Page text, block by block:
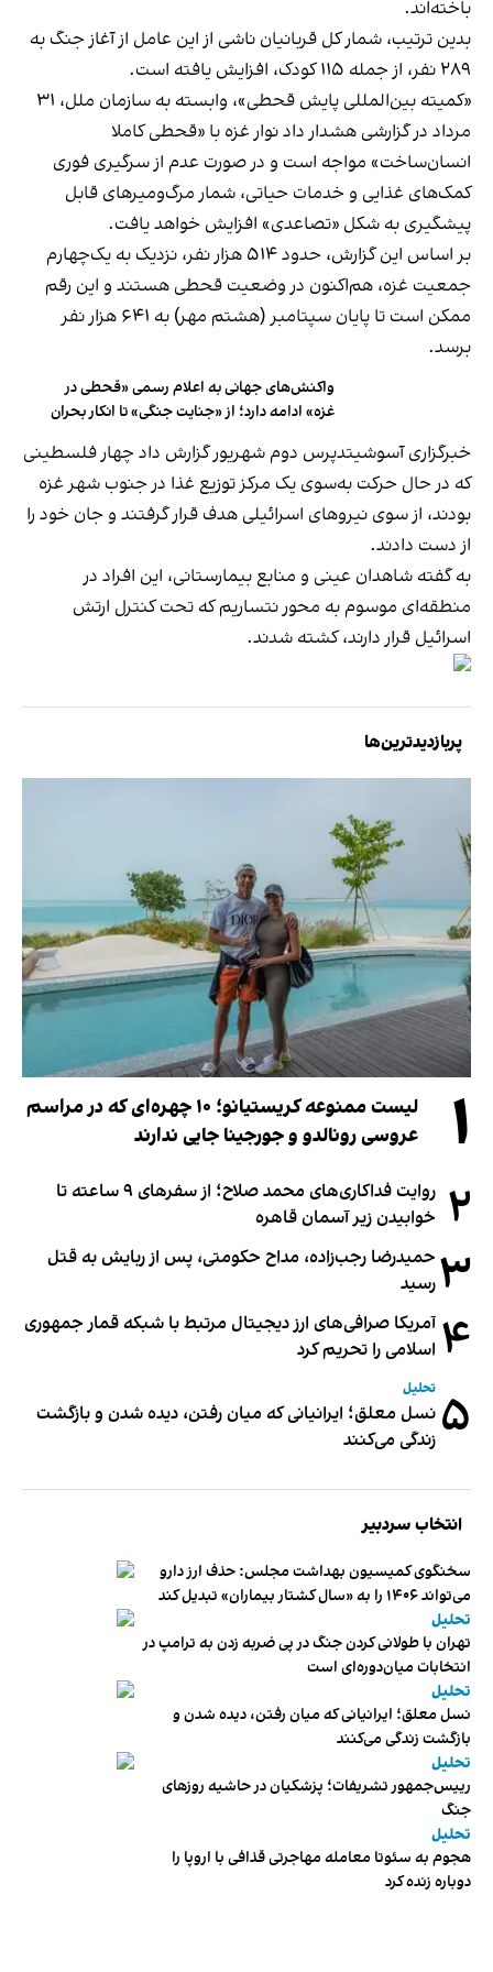
باخته‌اند.
بدین‌ ترتیب، شمار کل قربانیان ناشی از این عامل از آغاز جنگ به
۲۸۹ نفر، از جمله ۱۱۵ کودک، افزایش یافته است.
«کمیته بین‌المللی پایش قحطی»، وابسته به سازمان ملل، ۳۱
مرداد در گزارشی هشدار داد نوار غزه با «قحطی کاملا
انسان‌ساخت» مواجه است و در صورت عدم از سرگیری فوری
کمک‌های غذایی و خدمات حیاتی، شمار مرگ‌ومیرهای قابل
پیشگیری به شکل «تصاعدی» افزایش خواهد یافت.
بر اساس این گزارش، حدود ۵۱۴ هزار نفر، نزدیک به یک‌چهارم
جمعیت غزه، هم‌اکنون در وضعیت قحطی هستند و این رقم
ممکن است تا پایان سپتامبر (هشتم مهر) به ۶۴۱ هزار نفر
برسد.
واکنش‌های جهانی به اعلام رسمی «قحطی در
غزه» ادامه دارد؛ از «جنایت جنگی» تا انکار بحران
خبرگزاری آسوشیتدپرس دوم شهریور گزارش داد چهار فلسطینی
که در حال حرکت به‌سوی یک مرکز توزیع غذا در جنوب شهر غزه
بودند، از سوی نیروهای اسرائیلی هدف قرار گرفتند و جان خود را
از دست دادند.
به گفته شاهدان عینی و منابع بیمارستانی، این افراد در
منطقه‌ای موسوم به محور نتساریم که تحت کنترل ارتش
اسرائیل قرار دارند، کشته شدند.
پربازدیدترین‌ها
۱
لیست ممنوعه کریستیانو؛ ۱۰ چهره‌ای که در مراسم
عروسی رونالدو و جورجینا جایی ندارند
۲
روایت فداکاری‌های محمد صلاح؛ از سفرهای ۹ ساعته تا
خوابیدن زیر آسمان قاهره
۳ حمیدرضا رجب‌زاده، مداح حکومتی، پس از ربایش به قتل
رسید
۴ آمریکا صرافی‌های ارز دیجیتال مرتبط با شبکه قمار جمهوری
اسلامی را تحریم کرد
۵ تحلیل
نسل معلق؛ ایرانیانی که میان رفتن، دیده شدن و بازگشت
زندگی می‌کنند
انتخاب سردبیر
سخنگوی کمیسیون بهداشت مجلس: حذف ارز دارو
می‌تواند ۱۴۰۶ را به «سال کشتار بیماران» تبدیل کند
تحلیل
تهران با طولانی کردن جنگ در پی ضربه زدن به ترامپ در
انتخابات میان‌دوره‌ای است
تحلیل
نسل معلق؛ ایرانیانی که میان رفتن، دیده شدن و
بازگشت زندگی می‌کنند
تحلیل
رییس‌جمهور تشریفات؛ پزشکیان در حاشیه روزهای
جنگ
تحلیل
هجوم به سئوتا معامله مهاجرتی قذافی با اروپا را
دوباره زنده کرد